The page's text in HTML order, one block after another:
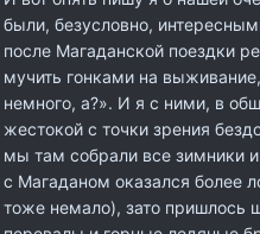
были, безусловно,
после Магаданской поездки
мучить гонками на
немного, а?». И я с ними, в
жестокой с точки зрения
мы там собрали все зимники
с Магаданом оказался более
тоже немало), зато пришлось